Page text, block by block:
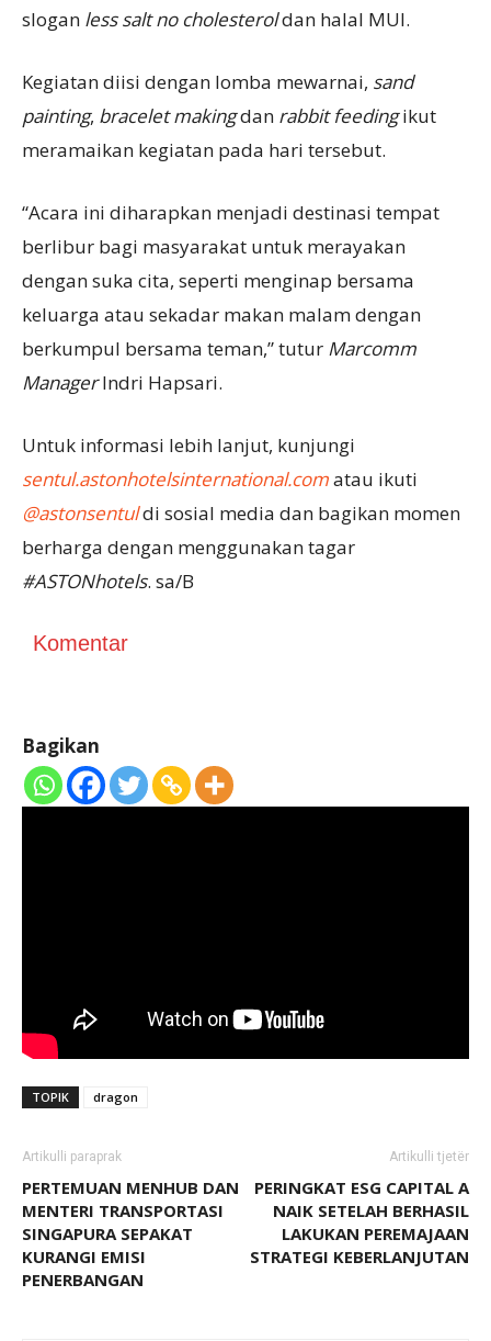
slogan less salt no cholesteroldan halal MUI.
Kegiatan diisi dengan lomba mewarnai, sand
painting, bracelet makingdan rabbit feedingikut
meramaikan kegiatan pada hari tersebut.
“Acara ini diharapkan menjadi destinasi tempat
berlibur bagi masyarakat untuk merayakan
dengan suka cita, seperti menginap bersama
keluarga atau sekadar makan malam dengan
berkumpul bersama teman,” tutur Marcomm
ManagerIndri Hapsari.
Untuk informasi lebih lanjut, kunjungi
sentul.astonhotelsinternational.comatau ikuti
@astonsentuldi sosial media dan bagikan momen
berharga dengan menggunakan tagar
#ASTONhotels. sa/B
Komentar
Bagikan
TOPIK dragon
Artikulli paraprak
PERTEMUAN MENHUB DAN
MENTERI TRANSPORTASI
SINGAPURA SEPAKAT
KURANGI EMISI
PENERBANGAN
Artikulli tjetër
PERINGKAT ESG CAPITAL A
NAIK SETELAH BERHASIL
LAKUKAN PEREMAJAAN
STRATEGI KEBERLANJUTAN